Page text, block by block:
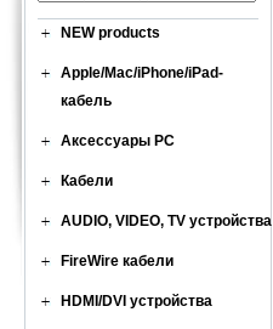
NEW products
Apple/Mac/iPhone/iPad-
кабель
Аксессуары PC
Кабели
AUDIO, VIDEO, TV устройства
FireWire кабели
HDMI/DVI устройства